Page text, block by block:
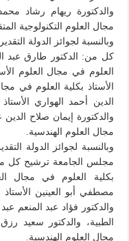
والدكتورة ريهام رشاد
مجال العلوم التكنولوجية
وبالنسبة لجوائز الدولة
كل من: الدكتور طارق عبد
العلوم في مجال العلوم
الأستاذ بكلية العلوم في
الدين أحمد الهواري
والدكتورة إيمان صلاح الدين
مجال العلوم الهندسية.
وبالنسبة لجوائز الدولة
مجلس الجامعة ترشيح كل
بكلية العلوم في مجال
مصطفي أبو العينين الأستاذ
والدكتور فؤاد عبد المنعم
الطبية، والدكتور سعيد
مجال العلوم الهندسية.